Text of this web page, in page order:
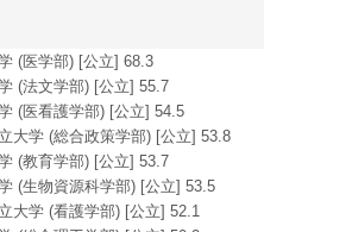
(医学部) [公立] 68.3
(法文学部) [公立] 55.7
(医看護学部) [公立] 54.5
大学 (総合政策学部) [公立] 53.8
(教育学部) [公立] 53.7
(生物資源科学部) [公立] 53.5
大学 (看護学部) [公立] 52.1